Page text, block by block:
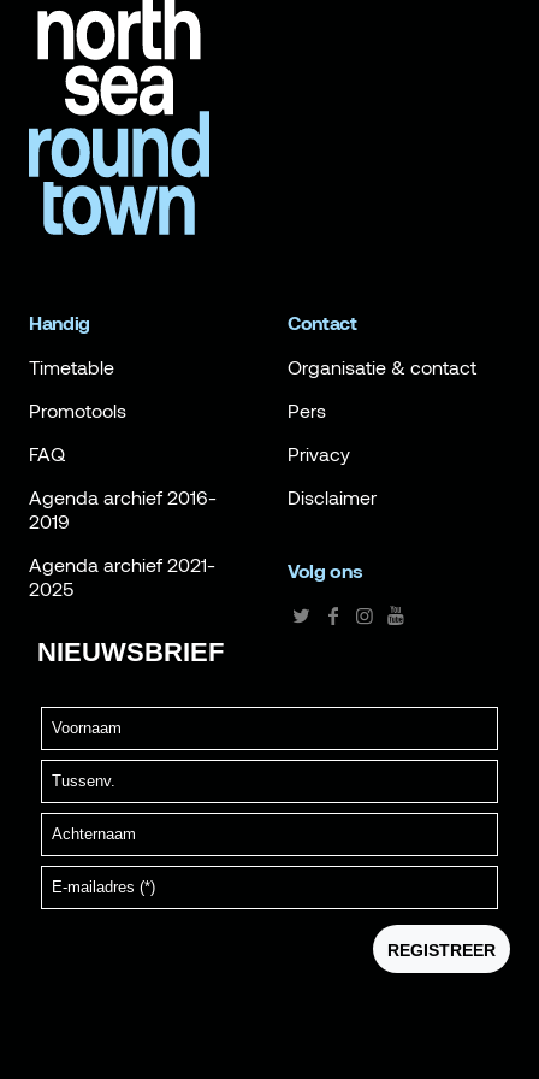
Handig
Timetable
Promotools
FAQ
Agenda archief 2016-
2019
Agenda archief 2021-
2025
Contact
Organisatie & contact
Pers
Privacy
Disclaimer
Volg ons